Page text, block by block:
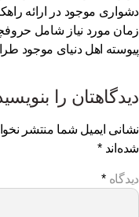
موجود در ارائه
مورد نیاز شامل
اهل دنیای موجود
را بنویسید
ایمیل شما منتشر
*
*